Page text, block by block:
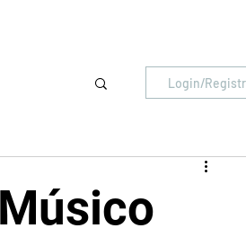
Login/